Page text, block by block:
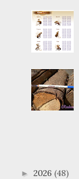
► 2026 (48)